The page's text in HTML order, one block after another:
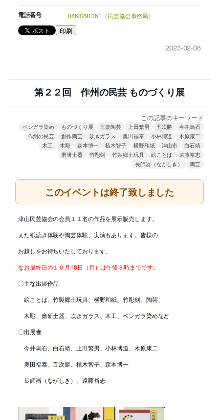
電話番号 0868291061（民芸協会事務局）
印刷
2023-02-08
第２２回 作州の民芸 ものづくり展
この記事のキーワード
ベンガラ染め ものづくり展 三楽陶芸 上田繁男 五次勝
今井烏石
作州の民芸
創作陶芸 吹きガラス 奥田福泰 小林博道
木原康二
木工
木彫 森本博一 植木智子 横野和紙 津山市
白石靖
磨研土器
竹彫刻 竹製郷土玩具 絵ことば
遠藤裕志
長師器（ながしき）
陶芸
このイベントは終了致しました
津山民芸協会の会員１１名の作品を展示販売します。
また紙漉き体験や陶芸体験、実演もあります。皆様の
お越しをお待ちいたしております。
なお最終日の１０月18日（月）は午後３時までです。
〇主な出展作品
絵ことば、竹製郷土玩具、横野和紙、竹彫刻、陶芸、
木彫、磨研土器、吹きガラス、木工、ベンガラ染めなど
〇出展者
今井烏石、白石靖、上田繁男、小林博道、木原康二
奥田福泰、五次勝、植木智子、森本博一
長師器（ながしき）、遠藤裕志